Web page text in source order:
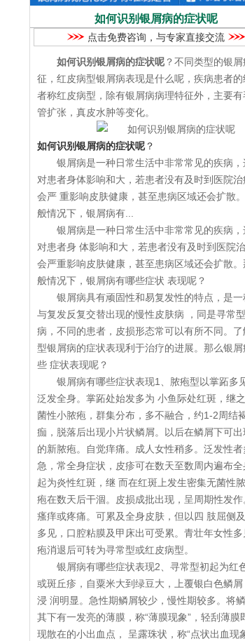
如何识别银屑病的症状呢
点击免费咨询，与专家直接交流
如何识别银屑病的症状呢 ？不同类型的银
征，红皮病型银屑病表现是什么呢，疾病患者的
者称红皮病型，除有银屑病病理特征外，主要有
管扩张，真皮水肿等变化。
如何识别银屑病的症状呢 ？
银屑病是一种日常生活中非常常见的疾病，
对患者身体影响和大，若患者没有及时到医院
会严 重影响皮肤健康，甚至患病区域还会扩散
般情况下，银屑病有...
银屑病是一种日常生活中非常常见的疾病，
对患者身 体影响和大，若患者没有及时到医院
会严重影响皮肤健康，甚至患病区域还会扩散
般情况下，银屑病有哪些症状 表现呢？
银屑病具有顽固性和易复发性的特点，是
与复发反复交替出现的慢性皮肤病 ，同是寻常
病，不同的患者，皮损形态常可以有所不同。了
型银屑病的症状表现利于治疗的进展。那么银
些 症状表现呢？
银屑病有哪些症状表现1、脓疱型以掌跖多
泛发全身。掌跖处始发多为 小鱼际处红斑，继
菌性小脓疱，群集分布，多不融合，约1-2周结
痂，脱落后出现小片状鳞屑。以后在鳞屑下可
的新脓疱。自觉痒痛。成人女性稍多。泛发性者
急，常全身症状，皮疹可在数天至数周内遍布全
起为炎性红斑，继 而在红斑上发生密集无菌性
疱在数天后干涸。皮损成批出现，呈周期性发
瘙痒或疼痛。可累及全身皮肤，但以四 肢屈侧
多见，口腔粘膜及甲床出可受累。青壮年女性
疱消退后可转为寻常型或红皮病型。
银屑病有哪些症状表现2、寻常型初起为红
或斑丘疹，自粟米大到绿豆大，上覆银白色鳞
浸 润明显。急性期鳞屑较少，慢性期较多。将
其下有一发亮的薄膜，称“薄膜现象”，轻刮薄膜
现散在的小出血点， 呈露珠状，称“点状出血现